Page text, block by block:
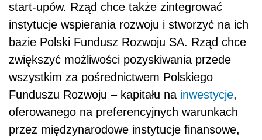
start-upów. Rząd chce także zintegrować
instytucje wspierania rozwoju i stworzyć na ich
bazie Polski Fundusz Rozwoju SA. Rząd chce
zwiększyć możliwości pozyskiwania przede
wszystkim za pośrednictwem Polskiego
Funduszu Rozwoju – kapitału na inwestycje,
oferowanego na preferencyjnych warunkach
przez międzynarodowe instytucje finansowe,